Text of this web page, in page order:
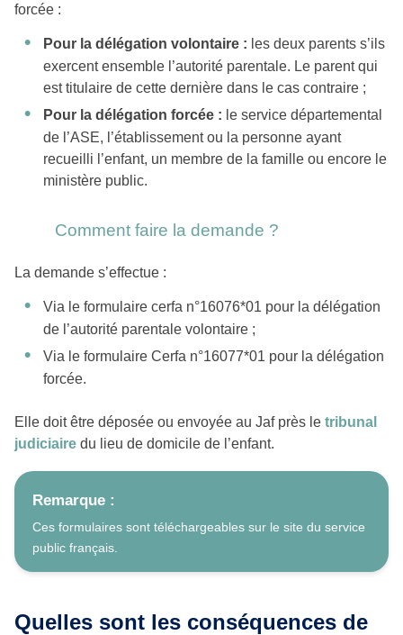
forcée :
Pour la délégation volontaire : les deux parents s’ils
exercent ensemble l’autorité parentale. Le parent qui
est titulaire de cette dernière dans le cas contraire ;
Pour la délégation forcée : le service départemental
de l’ASE, l’établissement ou la personne ayant
recueilli l’enfant, un membre de la famille ou encore le
ministère public.
Comment faire la demande ?
La demande s’effectue :
Via le formulaire cerfa n°16076*01 pour la délégation
de l’autorité parentale volontaire ;
Via le formulaire Cerfa n°16077*01 pour la délégation
forcée.
Elle doit être déposée ou envoyée au Jaf près le tribunal
judiciaire du lieu de domicile de l’enfant.
Remarque :
Ces formulaires sont téléchargeables sur le site du service
public français.
Quelles sont les conséquences de